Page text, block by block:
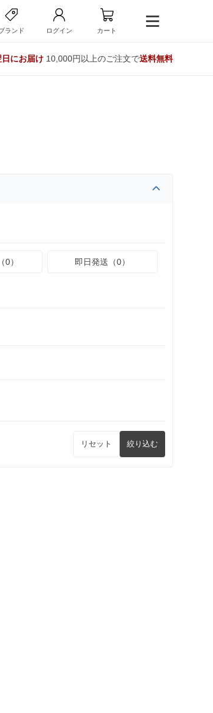
ランド ログイン カート
にお届け10,000円以上のご注文で送料無料
0） 即日発送（0）
リセット 絞り込む